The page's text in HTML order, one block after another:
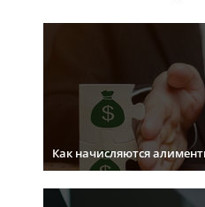
Как начисляются